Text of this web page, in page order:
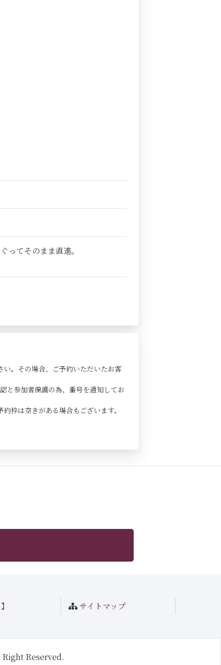
ってそのまま直進。
。その場合、ご予約いただいたお客
と参加者保護の為、番号を通知してお
枠は空きがある場合もございます。
サイトマップ
Reserved.